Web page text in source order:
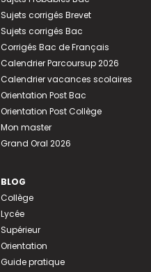
Sujets corrigés Brevet
Sujets corrigés Bac
Corrigés Bac de Français
Calendrier Parcoursup 2026
Calendrier vacances scolaires
Orientation Post Bac
Orientation Post Collège
Mon master
Grand Oral 2026
BLOG
Collège
Lycée
Supérieur
Orientation
Guide pratique